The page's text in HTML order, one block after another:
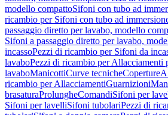
modello compattoSifoni con tubo ad
ricambio per Sifoni con tubo ad
passaggio diretto per lavabo, modello
Sifoni a passaggio diretto per lavabo,
incassoPezzi di ricambio per Sifoni da
lavaboPezzi di ricambio per Allacciamenti
lavaboManicottiCurve tecnicheCoperture
ricambio per AllacciamentiGuarnizioni
brasaturaProlungheComandiSifoni per
Sifoni per lavelliSifoni tubolariPezzi di